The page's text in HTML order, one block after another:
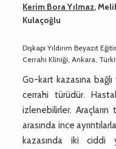
Kerim Bora Yılmaz,
Kulaçoğlu
Dışkapı Yıldırım Beyazıt
Cerrahi Kliniği, Ankara,
Go-kart kazasına
cerrahi türüdür.
izlenebilirler.
arasında ince
kazasında iki ciddi